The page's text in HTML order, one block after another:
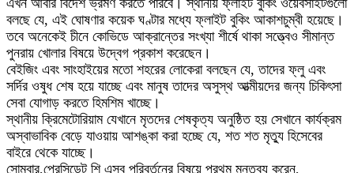
এখন আবার বিদেশ ভ্রমণ করতে পারবে। স্থানীয় ফ্লাইট বুকিং ওয়েবসাইটগুলো
বলছে যে, এই ঘোষণার কয়েক ঘণ্টার মধ্যে ফ্লাইট বুকিং আকাশচুম্বী হয়েছে।
তবে অনেকেই চীনে কোভিডে আক্রান্তের সংখ্যা শীর্ষে থাকা সত্ত্বেও সীমান্ত
পুনরায় খোলার বিষয়ে উদ্বেগ প্রকাশ করেছেন।
বেইজিং এবং সাংহাইয়ের মতো শহরের লোকেরা বলছেন যে, তাদের ফ্লু এবং
সর্দির ওষুধ শেষ হয়ে যাচ্ছে এবং মানুষ তাদের অসুস্থ আত্মীয়দের জন্য চিকিৎসা
সেবা যোগাড় করতে হিমশিম খাচ্ছে।
স্থানীয় ক্রিমেটোরিয়াম যেখানে মৃতদের শেষকৃত্য অনুষ্ঠিত হয় সেখানে কার্যক্রম
অস্বাভাবিক বেড়ে যাওয়ায় আশঙ্কা করা হচ্ছে যে, শত শত মৃত্যু হিসেবের
বাইরে থেকে যাচ্ছে।
সোমবার,প্রেসিডেন্ট শি এসব পরিবর্তনের বিষয়ে প্রথম মন্তব্য করেন,